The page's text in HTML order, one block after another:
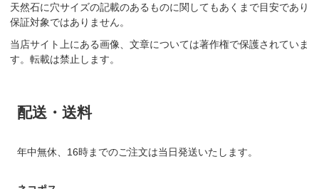
天然石に穴サイズの記載のあるものに関してもあくまで目安であり
保証対象ではありません。
当店サイト上にある画像、文章については著作権で保護されていま
す。転載は禁止します。
配送・送料
年中無休、16時までのご注文は当日発送いたします。